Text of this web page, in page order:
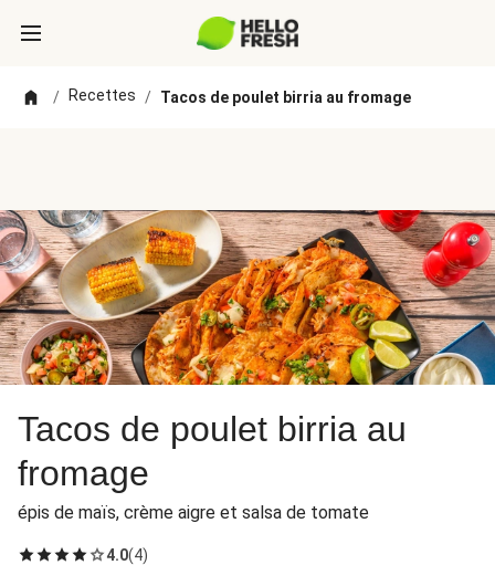
/ Recettes / Tacos de poulet birria au fromage
Tacos de poulet birria au
fromage
épis de maïs, crème aigre et salsa de tomate
4.0(4)